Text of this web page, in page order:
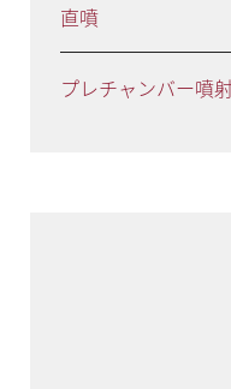
直噴
プレチャンバー噴射